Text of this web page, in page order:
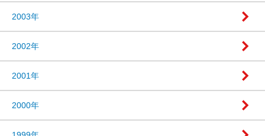
2003年
2002年
2001年
2000年